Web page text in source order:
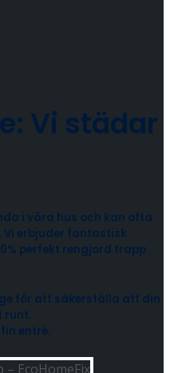
Vi städar
i våra hus och kan ofta
erbjuder fantastisk
perfekt rengjord trapp
för att säkerställa att din
runt.
entré.